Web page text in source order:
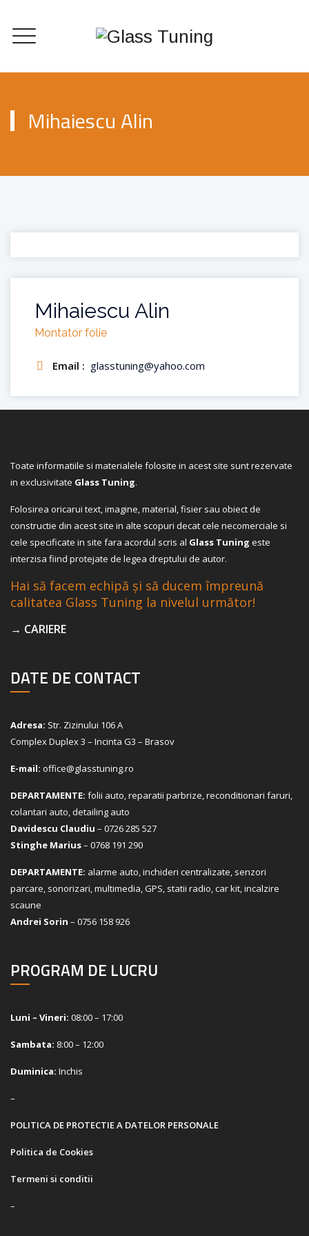
Mihaiescu Alin
Mihaiescu Alin
Montator folie
Email : glasstuning@yahoo.com
Toate informatiile si materialele folosite in acest site sunt rezervate
in exclusivitate Glass Tuning.
Folosirea oricarui text, imagine, material, fisier sau obiect de
constructie din acest site in alte scopuri decat cele necomerciale si
cele specificate in site fara acordul scris al Glass Tuning este
interzisa fiind protejate de legea dreptului de autor.
Hai să facem echipă și să ducem împreună
calitatea Glass Tuning la nivelul următor!
→ CARIERE
DATE DE CONTACT
Adresa: Str. Zizinului 106 A
Complex Duplex 3 – Incinta G3 – Brasov
E-mail: office@glasstuning.ro
DEPARTAMENTE: folii auto, reparatii parbrize, reconditionari faruri,
colantari auto, detailing auto
Davidescu Claudiu – 0726 285 527
Stinghe Marius– 0768 191 290
DEPARTAMENTE: alarme auto, inchideri centralizate, senzori
parcare, sonorizari, multimedia, GPS, statii radio, car kit, incalzire
scaune
Andrei Sorin – 0756 158 926
PROGRAM DE LUCRU
Luni – Vineri: 08:00 – 17:00
Sambata: 8:00 – 12:00
Duminica: Inchis
–
POLITICA DE PROTECTIE A DATELOR PERSONALE
Politica de Cookies
Termeni si conditii
–